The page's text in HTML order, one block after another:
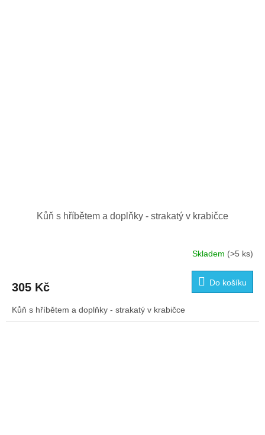
Kůň s hříbětem a doplňky - strakatý v krabičce
Skladem (>5 ks)
305 Kč Do košíku
Kůň s hříbětem a doplňky - strakatý v krabičce